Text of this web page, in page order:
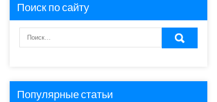
Поиск по сайту
Популярные статьи